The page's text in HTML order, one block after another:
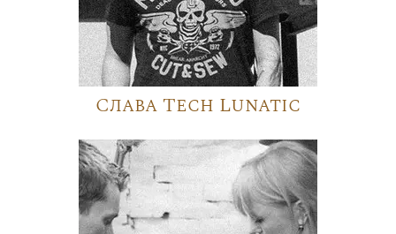
Слава Tech Lunatic